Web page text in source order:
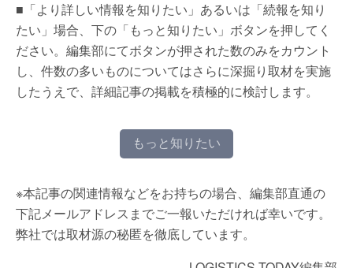
■「より詳しい情報を知りたい」あるいは「続報を知り
たい」場合、下の「もっと知りたい」ボタンを押してく
ださい。編集部にてボタンが押された数のみをカウント
し、件数の多いものについてはさらに深掘り取材を実施
したうえで、詳細記事の掲載を積極的に検討します。
もっと知りたい
※本記事の関連情報などをお持ちの場合、編集部直通の
下記メールアドレスまでご一報いただければ幸いです。
弊社では取材源の秘匿を徹底しています。